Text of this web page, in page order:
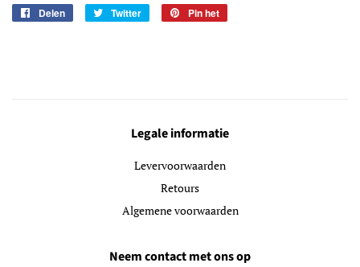
Delen
Delen
Twitter
Twitteren Pin het
Legale informatie
Levervoorwaarden
Retours
Algemene voorwaarden
Neem contact met ons op